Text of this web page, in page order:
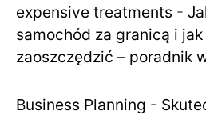
expensive treatments -
samochód za granicą i
zaoszczędzić – poradnik
Business Planning -